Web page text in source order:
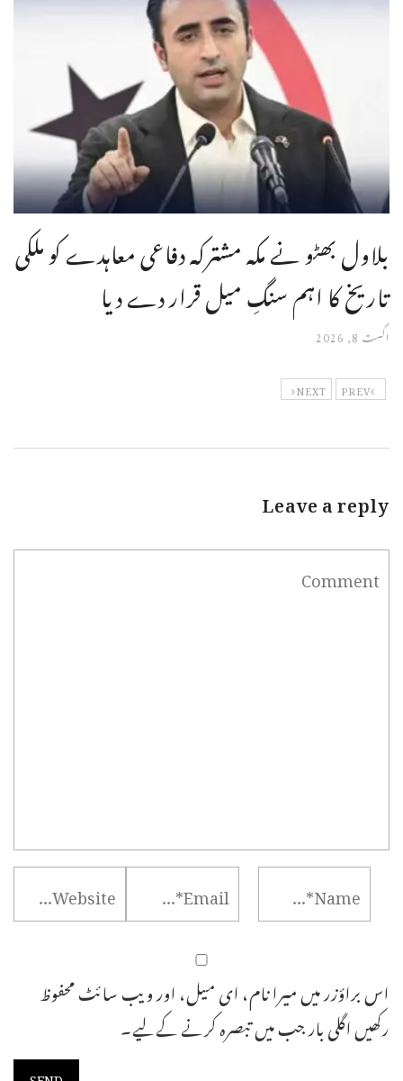
بلاول بھٹو نے مکہ مشترکہ دفاعی معاہدے کو ملکی
تاریخ کا اہم سنگِ میل قرار دے دیا
اگست 8, 2026
PREV
NEXT
Leave a reply
اس براؤزر میں میرا نام، ای میل، اور ویب سائٹ محفوظ
رکھیں اگلی بار جب میں تبصرہ کرنے کےلیے۔